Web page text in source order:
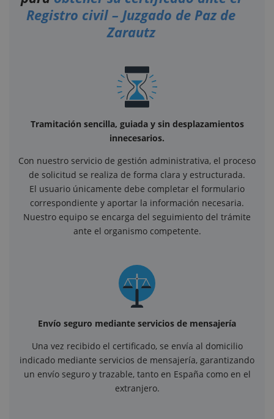
Registro civil – Juzgado de Paz de
Zarautz
Tramitación sencilla, guiada y sin desplazamientos
innecesarios.
Con nuestro servicio de gestión administrativa, el proceso
de solicitud se realiza de forma clara y estructurada.
El usuario únicamente debe completar el formulario
correspondiente y aportar la información necesaria.
Nuestro equipo se encarga del seguimiento del trámite
ante el organismo competente.
Envío seguro mediante servicios de mensajería
Una vez recibido el certificado, se envía al domicilio
indicado mediante servicios de mensajería, garantizando
un envío seguro y trazable, tanto en España como en el
extranjero.